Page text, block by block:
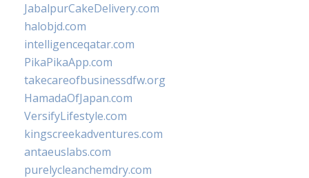
JabalpurCakeDelivery.com
halobjd.com
intelligenceqatar.com
PikaPikaApp.com
takecareofbusinessdfw.org
HamadaOfJapan.com
VersifyLifestyle.com
kingscreekadventures.com
antaeuslabs.com
purelycleanchemdry.com